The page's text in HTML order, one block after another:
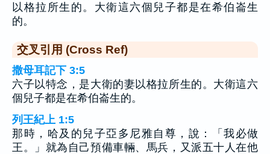
以格拉所生的。大衛這六個兒子都是在希伯崙生
的。
交叉引用 (Cross Ref)
撒母耳記下 3:5
六子以特念，是大衛的妻以格拉所生的。大衛這六
個兒子都是在希伯崙生的。
列王紀上 1:5
那時，哈及的兒子亞多尼雅自尊，說：「我必做
王。」就為自己預備車輛、馬兵，又派五十人在他